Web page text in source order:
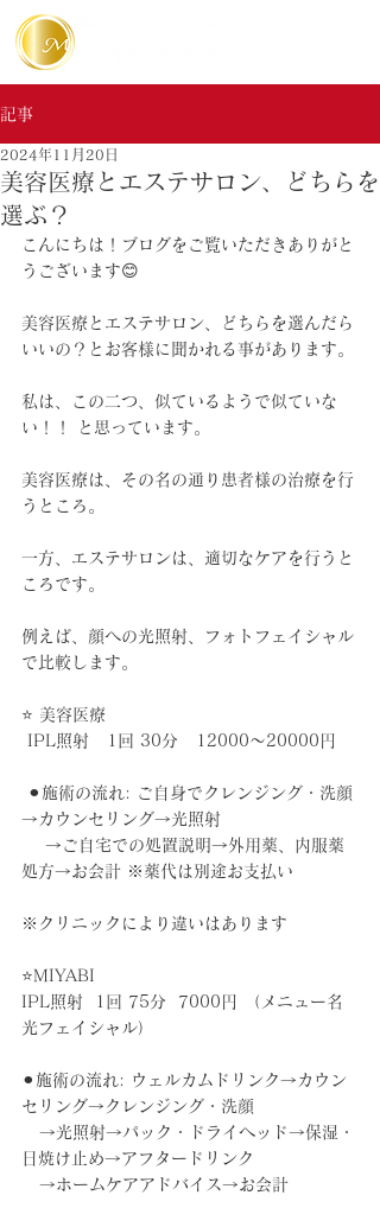
記事
美容医療とエステサロン、どちらを
選ぶ？
2024年11月20日
こんにちは！ブログをご覧いただきありがと
うございます😊
美容医療とエステサロン、どちらを選んだら
いいの？とお客様に聞かれる事があります。
私は、この二つ、似ているようで似ていな
い！！ と思っています。
美容医療は、その名の通り患者様の治療を行
うところ。
一方、エステサロンは、適切なケアを行うと
ころです。
例えば、顔への光照射、フォトフェイシャル
で比較します。
⭐️ 美容医療
IPL照射   1回 30分   12000〜20000円
→カウンセリング→光照射
処方→お会計 ※薬代は別途お支払い
※クリニックにより違いはあります
⭐️MIYABI
IPL照射  1回 75分  7000円 （メニュー名
光フェイシャル）
⚫︎施術の流れ: ウェルカムドリンク→カウン
セリング→クレンジング・洗顔
日焼け止め→アフタードリンク
   →ホームケアアドバイス→お会計